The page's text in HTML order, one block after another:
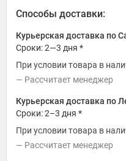
Способы доставки:
Курьерская доставка по
Сроки: 2—3 дня *
При условии товара в
Рассчитает менеджер
Курьерская доставка по
Сроки: 2–3 дня *
При условии товара в
Рассчитает менеджер